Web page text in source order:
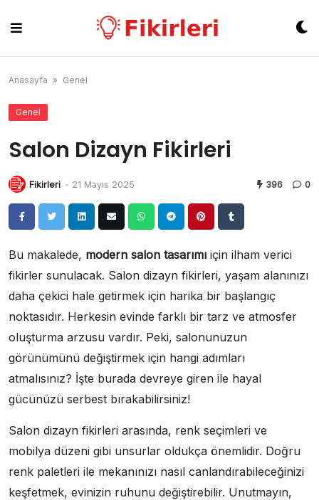
content
Anasayfa » Genel
Genel
Salon Dizayn Fikirleri
Fikirleri - 21 Mayıs 2025 396 0
Bu makalede, modern salon tasarımı için ilham verici
fikirler sunulacak. Salon dizayn fikirleri, yaşam alanınızı
daha çekici hale getirmek için harika bir başlangıç
noktasıdır. Herkesin evinde farklı bir tarz ve atmosfer
oluşturma arzusu vardır. Peki, salonunuzun
görünümünü değiştirmek için hangi adımları
atmalısınız? İşte burada devreye giren ile hayal
gücünüzü serbest bırakabilirsiniz!
Salon dizayn fikirleri arasında, renk seçimleri ve
mobilya düzeni gibi unsurlar oldukça önemlidir. Doğru
renk paletleri ile mekanınızı nasıl canlandırabileceğinizi
keşfetmek, evinizin ruhunu değiştirebilir. Unutmayın,